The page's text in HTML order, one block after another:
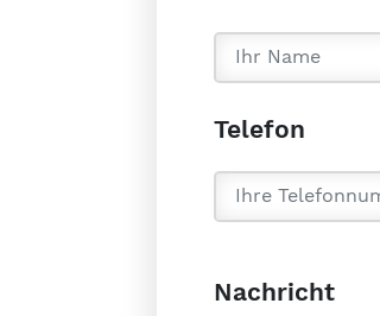
Telefon
Nachricht